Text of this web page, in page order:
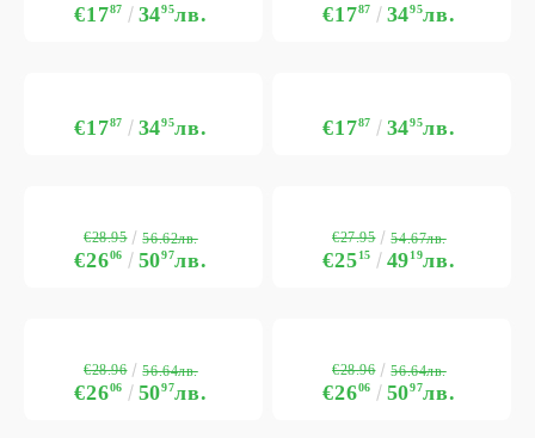
€1787 3495лв. €1787 3495лв.
€1787 3495лв. €1787 3495лв.
€2606 5097лв.
€28.95 56.62лв.
€2515 4919лв.
€27.95 54.67лв.
€2606 5097лв.
€28.96 56.64лв.
€2606 5097лв.
€28.96 56.64лв.